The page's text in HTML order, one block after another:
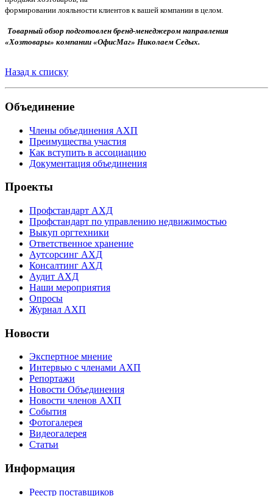
формировании лояльности клиентов к вашей компании в целом.
Товарный обзор подготовлен бренд-менеджером направления
«Хозтовары» компании «ОфисМаг» Николаем Седых.
Назад к списку
Объединение
Члены объединения АХП
Преимущества участия
Как вступить в ассоциацию
Документация объединения
Проекты
Профстандарт АХД
Профстандарт по управлению недвижимостью
Выкуп оргтехники
Ответственное хранение
Аутсорсинг АХД
Консалтинг АХД
Аудит АХД
Наши мероприятия
Опросы
Журнал АХП
Новости
Экспертное мнение
Интервью с членами АХП
Репортажи
Новости Объединения
Новости членов АХП
События
Фотогалерея
Видеогалерея
Статьи
Информация
Реестр поставщиков